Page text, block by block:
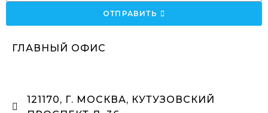
ОТПРАВИТЬ
ГЛАВНЫЙ ОФИС
121170, Г. МОСКВА, КУТУЗОВСКИЙ